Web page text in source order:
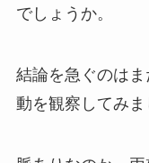
でしょうか。
結論を急ぐのは
動を観察してみま